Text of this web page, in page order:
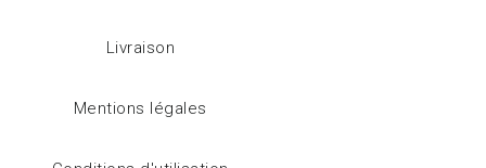
Livraison
Mentions légales